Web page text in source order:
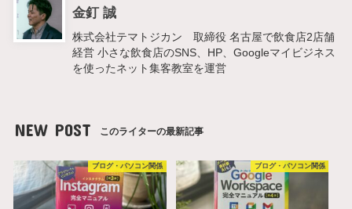
金釘 誠
株式会社テマトジカン 取締役 名古屋で飲食店2店舗
経営 小さな飲食店のSNS、HP、Googleマイビジネス
を使ったネット集客教室を運営
NEW POST このライターの最新記事
ブログ・パソコン関係 ブログ・パソコン関係